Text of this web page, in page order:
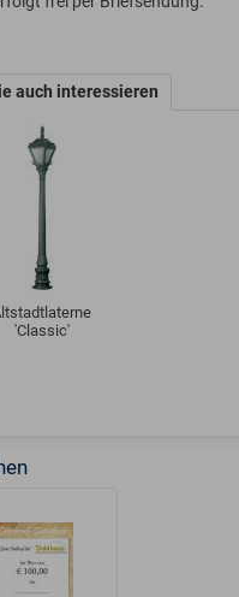
auch interessieren
'Classic'